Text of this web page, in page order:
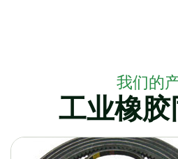
我们的
工业橡胶